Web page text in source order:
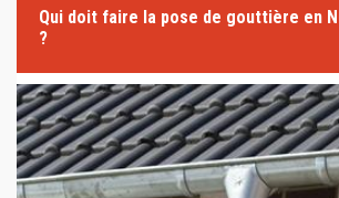
Qui doit faire la pose de gouttière en
?